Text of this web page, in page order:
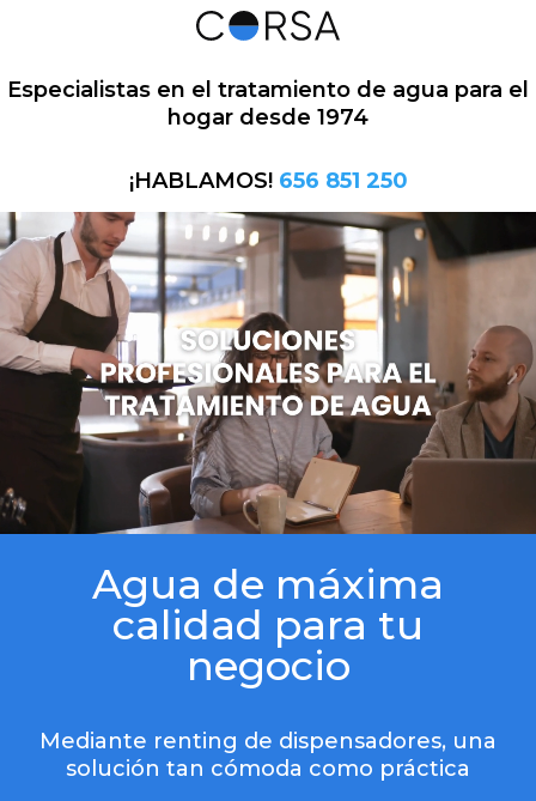
Especialistas en el tratamiento de agua para el
hogar desde 1974
¡HABLAMOS! 656 851 250
Reproductor
de
vídeo
Agua de máxima
calidad para tu
negocio
Mediante renting de dispensadores, una
solución tan cómoda como práctica